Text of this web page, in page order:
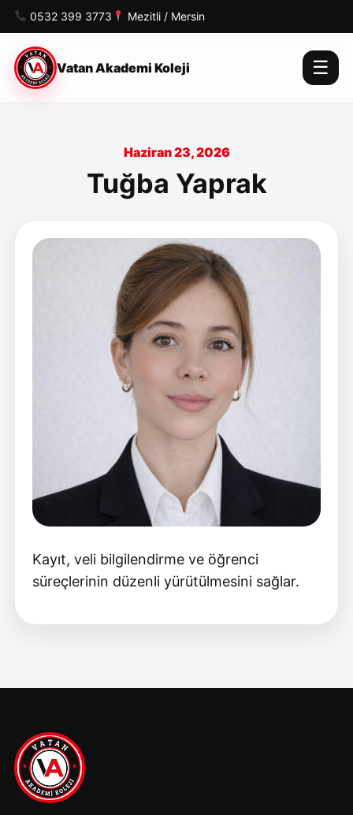
0532 399 3773 Mezitli / Mersin
Vatan Akademi Koleji ☰
Haziran 23, 2026
Tuğba Yaprak
Kayıt, veli bilgilendirme ve öğrenci
süreçlerinin düzenli yürütülmesini sağlar.